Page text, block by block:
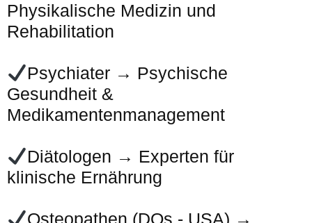
Physikalische Medizin und
Rehabilitation
Psychiater → Psychische
Gesundheit &
Medikamentenmanagement
Diätologen → Experten für
klinische Ernährung
Osteopathen (DOs - USA) →